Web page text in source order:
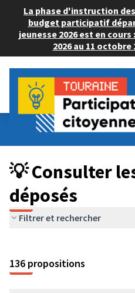
La phase d'instruction
budget participatif
jeunesse 2026 est en cours
2026 au 11 octobre
Budget Participatif JEUNESSE
💡 Consulter les projets
💡 Consulter
déposés
Filtrer et rechercher
136 propositions